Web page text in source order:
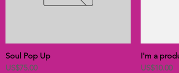
Soul Pop Up
價格
US$75.00
I'm a
價格
US$10.00